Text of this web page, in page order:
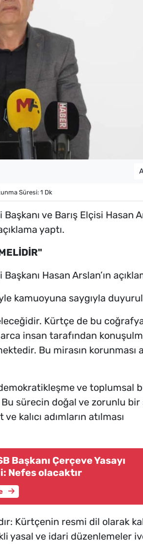
Süresi: 1 Dk
ve Barış Elçisi Hasan
yaptı.
Hasan Arslan’ın
kamuoyuna saygıyla
Kürtçe de bu
insan tarafından
Bu mirasın korunması
ve toplumsal
sürecin doğal ve zorunlu
kalıcı adımların atılması
Başkanı Çerçeve Yasayı
Nefes olacaktır
Kürtçenin resmi dil olarak
yasal ve idari düzenlemeler